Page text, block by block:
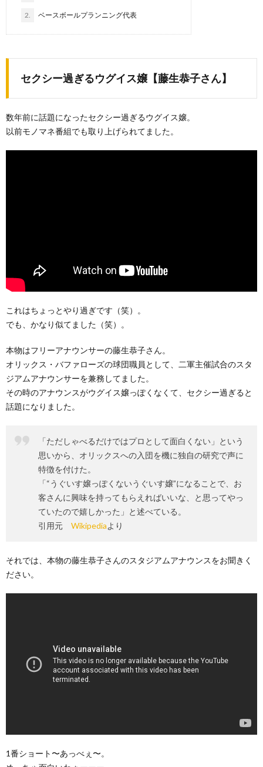
2. ベースボールプランニング代表
セクシー過ぎるウグイス嬢【藤生恭子さん】
数年前に話題になったセクシー過ぎるウグイス嬢。
以前モノマネ番組でも取り上げられてました。
これはちょっとやり過ぎです（笑）。
でも、かなり似てました（笑）。
本物はフリーアナウンサーの藤生恭子さん。
オリックス・バファローズの球団職員として、二軍主催試合のスタ
ジアムアナウンサーを兼務してました。
その時のアナウンスがウグイス嬢っぽくなくて、セクシー過ぎると
話題になりました。
「ただしゃべるだけではプロとして面白くない」という
思いから、オリックスへの入団を機に独自の研究で声に
特徴を付けた。
「“うぐいす嬢っぽくないうぐいす嬢”になることで、お
客さんに興味を持ってもらえればいいな、と思ってやっ
ていたので嬉しかった」と述べている。
引用元 Wikipediaより
それでは、本物の藤生恭子さんのスタジアムアナウンスをお聞きく
ださい。
1番ショート〜あっべぇ〜。